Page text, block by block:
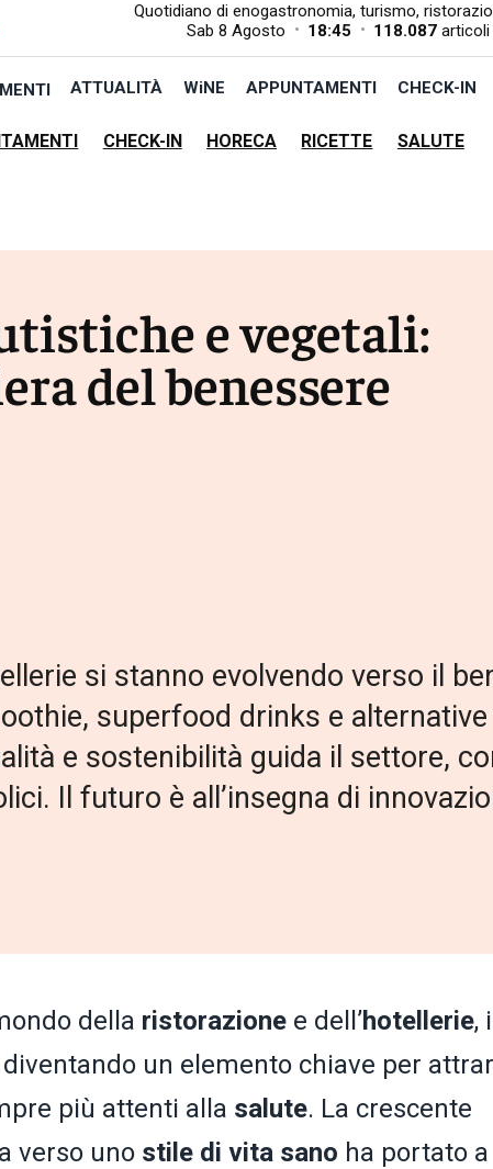
Quotidiano di enogastronomia, turismo,
Sab 8 Agosto • 18:46 • 118.087 articoli
ATTUALITÀ WiNE APPUNTAMENTI CHECK-IN
CHECK-IN HORECA RICETTE SALUTE
e vegetali:
del benessere
si stanno evolvendo verso il
superfood drinks e alternative
e sostenibilità guida il settore,
Il futuro è all’insegna di
della ristorazione e dell’hotellerie,
un elemento chiave per
più attenti alla salute. La crescente
verso uno stile di vita sano ha portato